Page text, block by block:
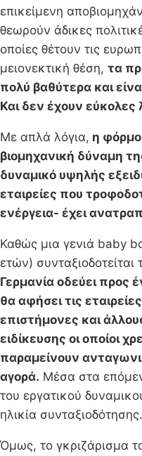
επικείμενη
θεωρούν άδικες
οποίες θέτουν τις
μειονεκτική θέση, τα
πολύ βαθύτερα και
Και δεν έχουν εύκολες
Με απλά λόγια, η
βιομηχανική δύναμη
δυναμικό υψηλής
εταιρείες που
ενέργεια- έχει
Καθώς μια γενιά baby
ετών)
Γερμανία οδεύει προς
θα αφήσει τις
επιστήμονες και
ειδίκευσης οι οποίοι
παραμείνουν
αγορά. Μέσα στα
του εργατικού
ηλικία συνταξιοδότησης.
Όμως, το γκριζάρισμα